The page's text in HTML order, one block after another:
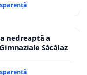
nedreaptă a
Săcălaz